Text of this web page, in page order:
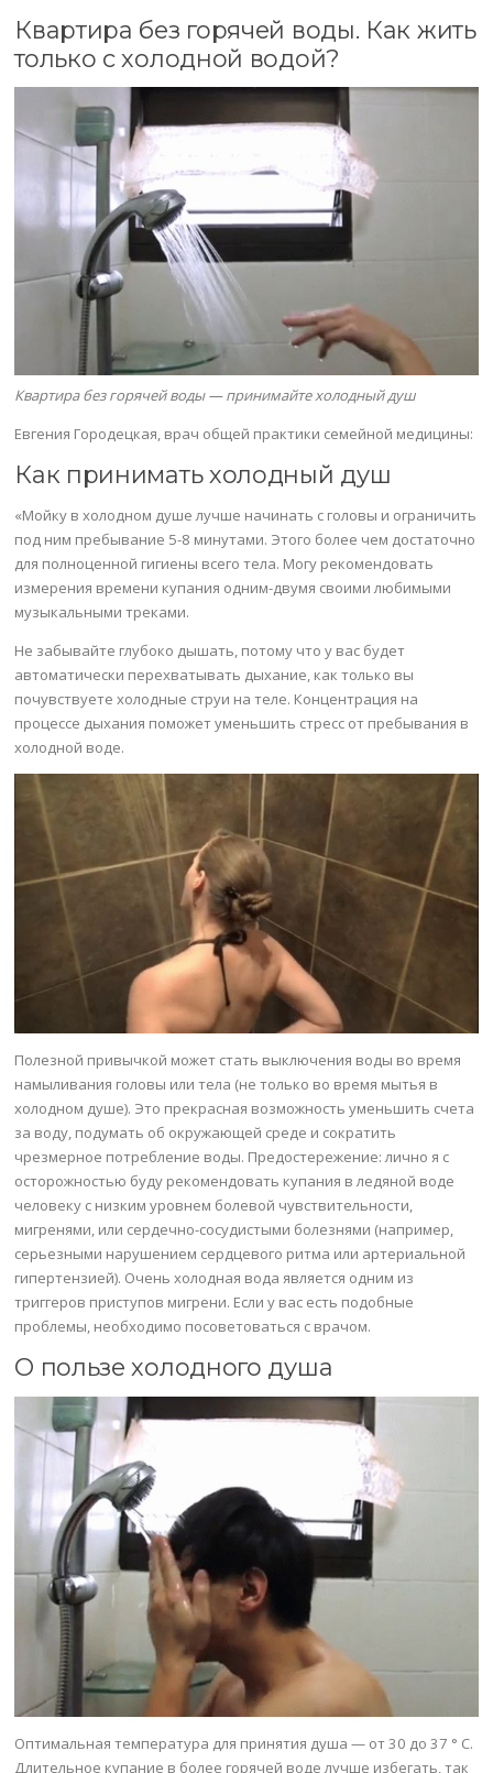
Квартира без горячей воды. Как жить
только с холодной водой?
Квартира без горячей воды — принимайте холодный душ
Евгения Городецкая, врач общей практики семейной медицины:
Как принимать холодный душ
«Мойку в холодном душе лучше начинать с головы и ограничить
под ним пребывание 5-8 минутами. Этого более чем достаточно
для полноценной гигиены всего тела. Могу рекомендовать
измерения времени купания одним-двумя своими любимыми
музыкальными треками.
Не забывайте глубоко дышать, потому что у вас будет
автоматически перехватывать дыхание, как только вы
почувствуете холодные струи на теле. Концентрация на
процессе дыхания поможет уменьшить стресс от пребывания в
холодной воде.
Полезной привычкой может стать выключения воды во время
намыливания головы или тела (не только во время мытья в
холодном душе). Это прекрасная возможность уменьшить счета
за воду, подумать об окружающей среде и сократить
чрезмерное потребление воды. Предостережение: лично я с
осторожностью буду рекомендовать купания в ледяной воде
человеку с низким уровнем болевой чувствительности,
мигренями, или сердечно-сосудистыми болезнями (например,
серьезными нарушением сердцевого ритма или артериальной
гипертензией). Очень холодная вода является одним из
триггеров приступов мигрени. Если у вас есть подобные
проблемы, необходимо посоветоваться с врачом.
О пользе холодного душа
Оптимальная температура для принятия душа — от 30 до 37 ° С.
Длительное купание в более горячей воде лучше избегать, так